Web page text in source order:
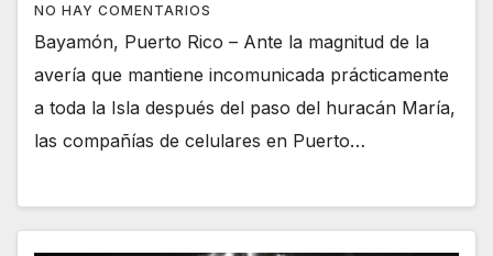
NO HAY COMENTARIOS
Bayamón, Puerto Rico – Ante la magnitud de la
avería que mantiene incomunicada prácticamente
a toda la Isla después del paso del huracán María,
las compañías de celulares en Puerto…